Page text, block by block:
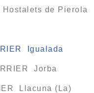
de Pierola
Igualada
Jorba
Llacuna (La)